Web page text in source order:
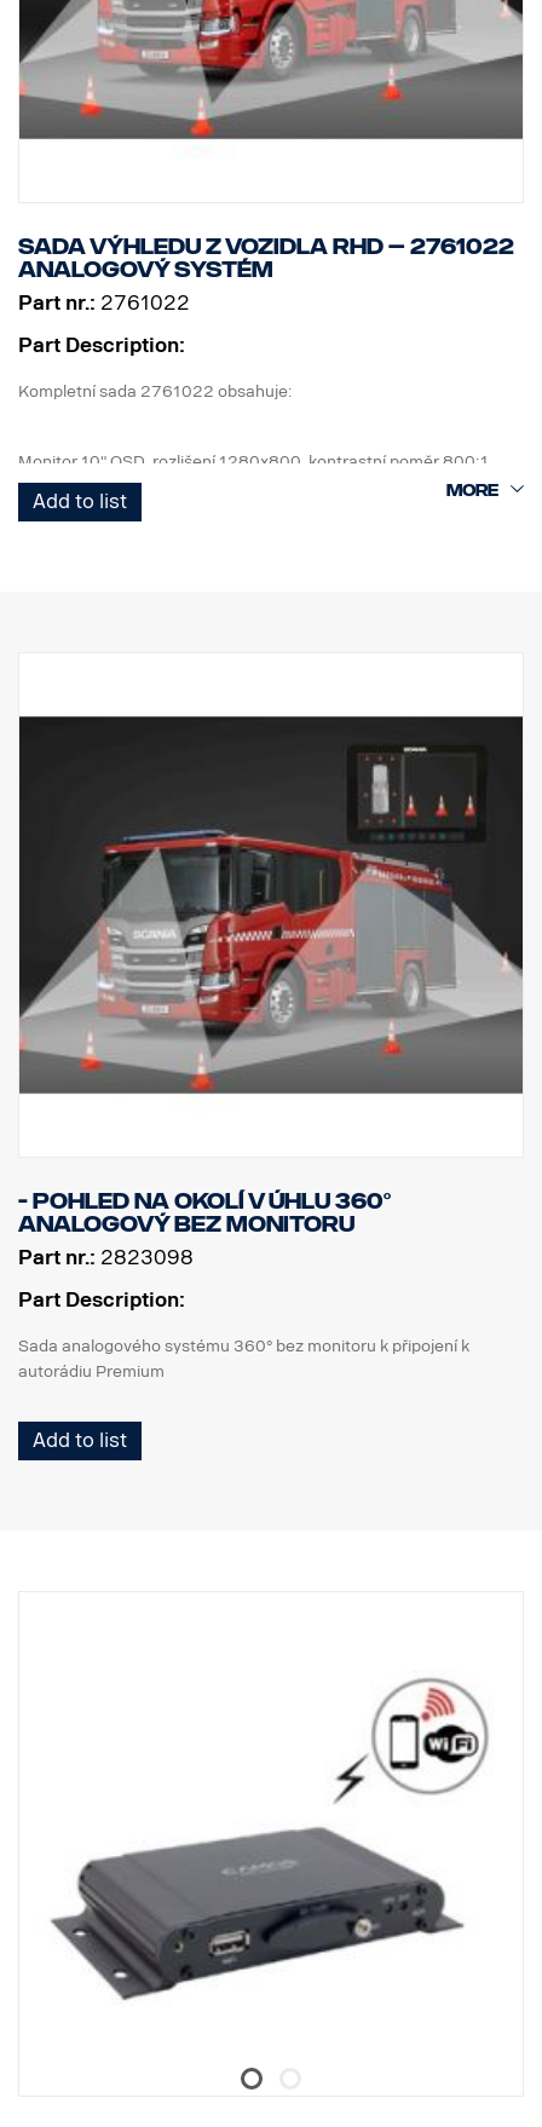
Sada výhledu z vozidla RHD – 2761022
analogový systém
Part nr.: 2761022
Part Description:
Kompletní sada 2761022 obsahuje:
Monitor 10" OSD, rozlišení 1280x800, kontrastní poměr 800:1
4 ks kamer, IP67, 1,3 Mpix, zorný úhel 185°, 0,2 luxu
1 ks ECU a všechny potřebné kabely, přední kamera 6 m, boční
Add to list
- Pohled na okolí v úhlu 360°
analogový bez monitoru
Part nr.: 2823098
Part Description:
Sada analogového systému 360° bez monitoru k připojení k
autorádiu Premium
Add to list